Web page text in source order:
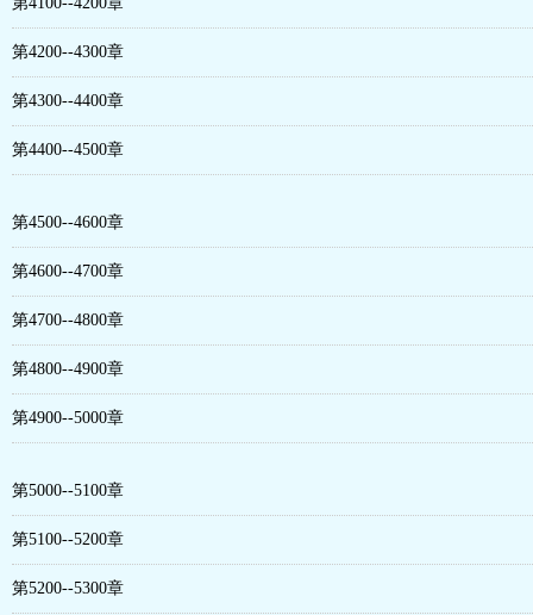
第4200--4300章
第4300--4400章
第4400--4500章
第4500--4600章
第4600--4700章
第4700--4800章
第4800--4900章
第4900--5000章
第5000--5100章
第5100--5200章
第5200--5300章